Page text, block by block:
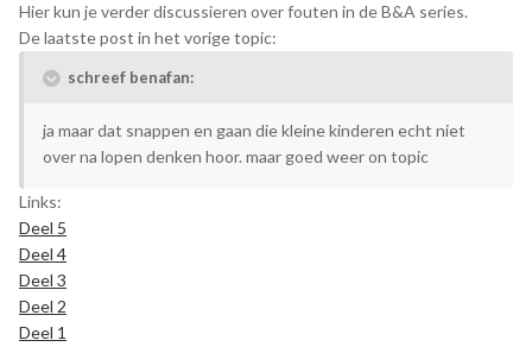
Hier kun je verder discussieren over fouten in de B&A series.
De laatste post in het vorige topic:
schreef benafan:
ja maar dat snappen en gaan die kleine kinderen echt niet
over na lopen denken hoor. maar goed weer on topic
Links:
Deel 5
Deel 4
Deel 3
Deel 2
Deel 1